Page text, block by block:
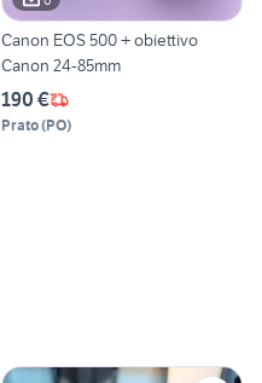
Canon EOS 500 + obiettivo
Canon 24-85mm
190 €
Prato(PO)